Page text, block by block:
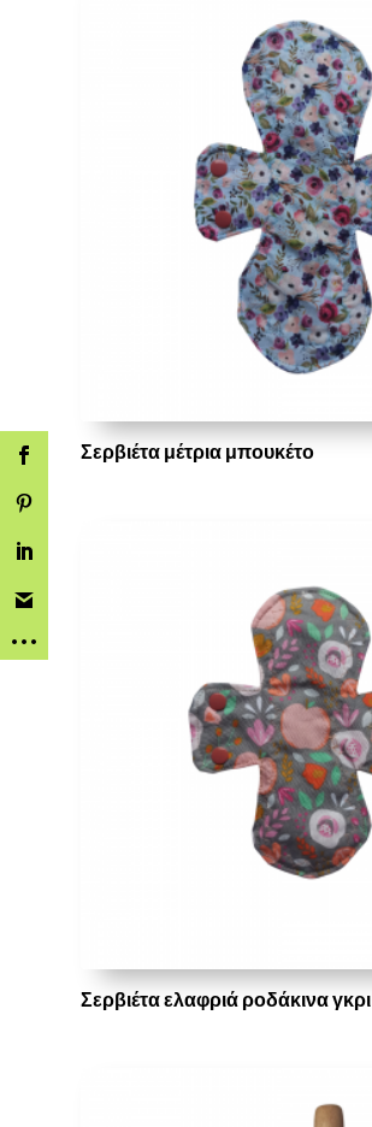
Σερβιέτα μέτρια μπουκέτο
Σερβιέτα ελαφριά ροδάκινα γκρι